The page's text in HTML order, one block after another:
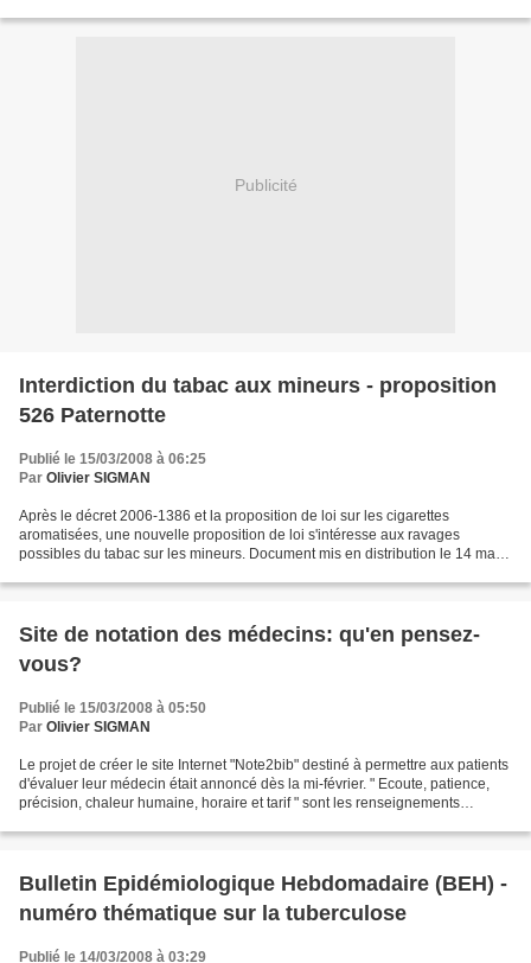
Publicité
Interdiction du tabac aux mineurs - proposition
526 Paternotte
Publié le 15/03/2008 à 06:25
Par Olivier SIGMAN
Après le décret 2006-1386 et la proposition de loi sur les cigarettes
aromatisées, une nouvelle proposition de loi s'intéresse aux ravages
possibles du tabac sur les mineurs. Document mis en distribution le 14 mars
Site de notation des médecins: qu'en pensez-
vous?
Publié le 15/03/2008 à 05:50
Par Olivier SIGMAN
Le projet de créer le site Internet "Note2bib" destiné à permettre aux patients
d'évaluer leur médecin était annoncé dès la mi-février. " Ecoute, patience,
précision, chaleur humaine, horaire et tarif " sont les renseignements
Bulletin Epidémiologique Hebdomadaire (BEH) -
numéro thématique sur la tuberculose
Publié le 14/03/2008 à 03:29